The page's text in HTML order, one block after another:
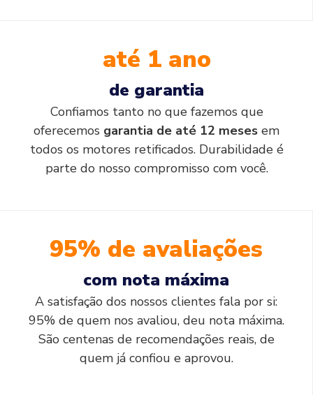
até 1 ano
de garantia
Confiamos tanto no que fazemos que
oferecemos garantia de até 12 meses em
todos os motores retificados. Durabilidade é
parte do nosso compromisso com você.
95% de avaliações
com nota máxima
A satisfação dos nossos clientes fala por si:
95% de quem nos avaliou, deu nota máxima.
São centenas de recomendações reais, de
quem já confiou e aprovou.